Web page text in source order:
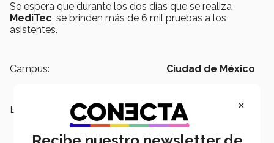
Se espera que durante los dos días que se realiza
MediTec, se brinden más de 6 mil pruebas a los
asistentes.
Campus: Ciudad de México
Escuelas: Medicina y Ciencias de la Salud
×